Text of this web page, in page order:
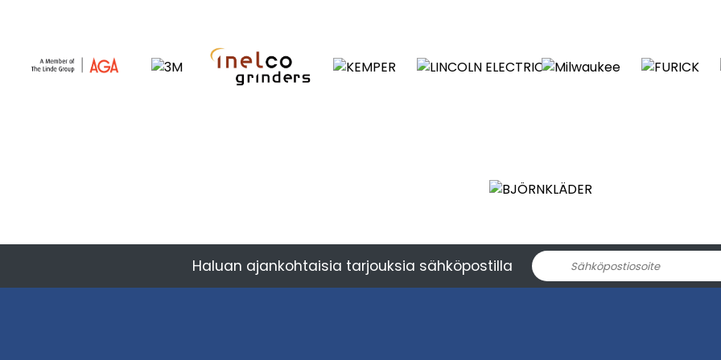
Haluan ajankohtaisia tarjouksia sähköpostilla